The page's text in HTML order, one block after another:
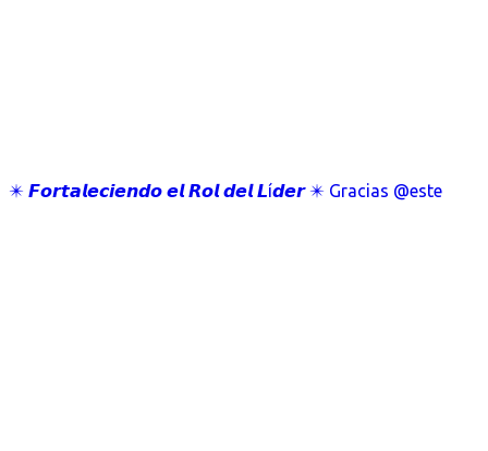
✴️ 𝙁𝙤𝙧𝙩𝙖𝙡𝙚𝙘𝙞𝙚𝙣𝙙𝙤 𝙚𝙡 𝙍𝙤𝙡 𝙙𝙚𝙡 𝙇í𝙙𝙚𝙧 ✴️ Gracias @este